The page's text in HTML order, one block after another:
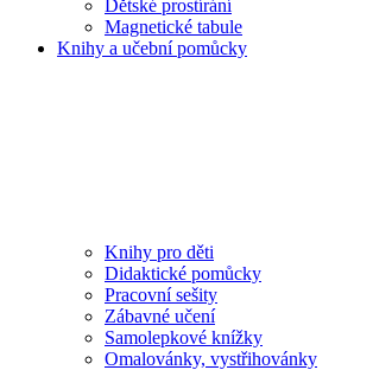
Dětské prostírání
Magnetické tabule
Knihy a učební pomůcky
Knihy pro děti
Didaktické pomůcky
Pracovní sešity
Zábavné učení
Samolepkové knížky
Omalovánky, vystřihovánky